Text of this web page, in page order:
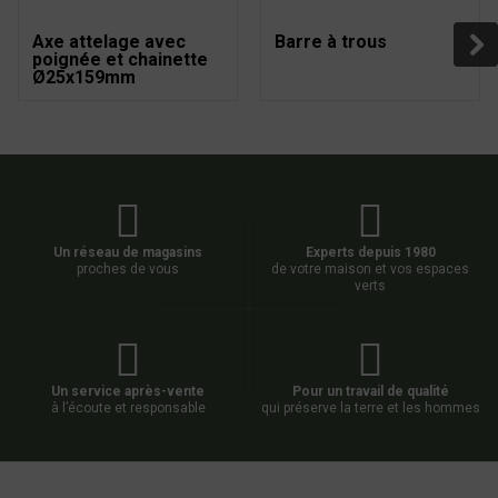
Axe attelage avec
poignée et chainette
Ø25x159mm
Barre à trous
Un réseau de magasins
proches de vous
Experts depuis 1980
de votre maison et vos espaces
verts
Un service après-vente
à l’écoute et responsable
Pour un travail de qualité
qui préserve la terre et les hommes